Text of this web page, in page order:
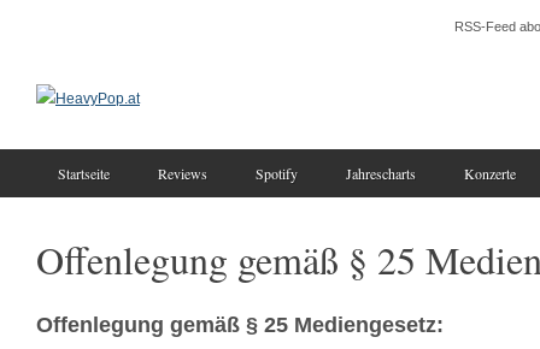
RSS-Feed
Startseite Reviews Spotify Jahrescharts Konzerte
Offenlegung gemäß § 25
Offenlegung gemäß § 25 Mediengesetz: